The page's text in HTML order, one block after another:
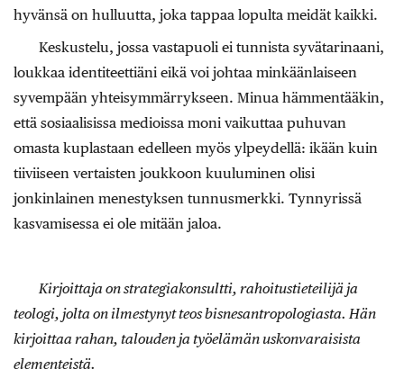
hyvänsä on hulluutta, joka tappaa lopulta meidät kaikki.
Keskustelu, jossa vastapuoli ei tunnista syvätarinaani,
loukkaa identiteettiäni eikä voi johtaa minkäänlaiseen
syvempään yhteisymmärrykseen. Minua hämmentääkin,
että sosiaalisissa medioissa moni vaikuttaa puhuvan
omasta kuplastaan edelleen myös ylpeydellä: ikään kuin
tiiviiseen vertaisten joukkoon kuuluminen olisi
jonkinlainen menestyksen tunnusmerkki. Tynnyrissä
kasvamisessa ei ole mitään jaloa.
Kirjoittaja on strategiakonsultti, rahoitustieteilijä ja
teologi, jolta on ilmestynyt teos bisnesantropologiasta. Hän
kirjoittaa rahan, talouden ja työelämän uskonvaraisista
elementeistä.